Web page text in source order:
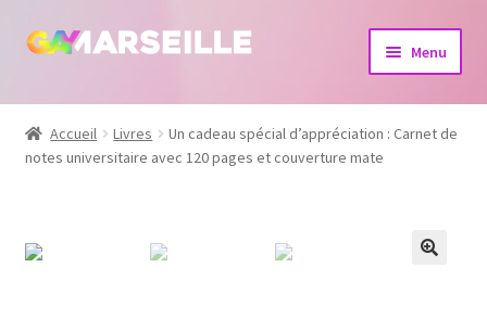
Aller
navigation
Aller
Menu
Boutique
Bijoux
Accueil Livres
Un cadeau spécial d’appréciation : Carnet de
notes universitaire avec 120 pages et couverture mate